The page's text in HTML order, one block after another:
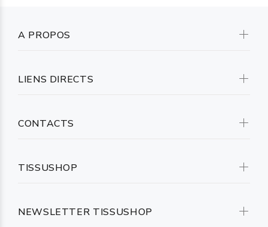
NEWSLETTER TISSUSHOP
A PROPOS
LIENS DIRECTS
CONTACTS
TISSUSHOP